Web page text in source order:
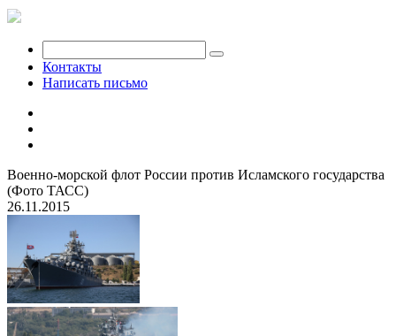
Контакты
Написать письмо
Военно-морской флот России против Исламского государства
(Фото ТАСС)
26.11.2015